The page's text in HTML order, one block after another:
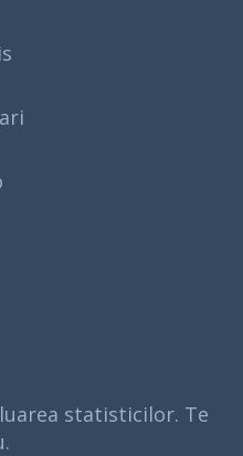
statisticilor. Te